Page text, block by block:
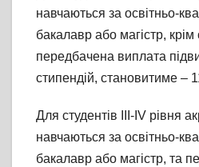
навчаються за освітньо-
бакалавр або магістр,
передбачена виплата
стипендій, становитиме –
Для студентів ІІІ-ІV рівня
навчаються за освітньо-
бакалавр або магістр, та